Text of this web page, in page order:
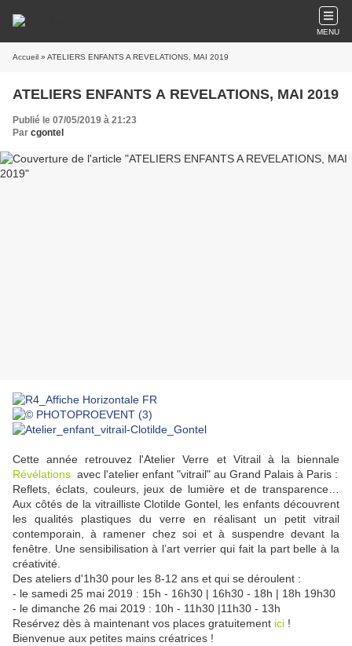
MENU
Accueil » ATELIERS ENFANTS A REVELATIONS, MAI 2019
ATELIERS ENFANTS A REVELATIONS, MAI 2019
Publié le 07/05/2019 à 21:23
Par cgontel
Cette année retrouvez l'Atelier Verre et Vitrail à la biennale
Révélations avec l'atelier enfant "vitrail" au Grand Palais à Paris :
Reflets, éclats, couleurs, jeux de lumière et de transparence…
Aux côtés de la vitrailliste Clotilde Gontel, les enfants découvrent
les qualités plastiques du verre en réalisant un petit vitrail
contemporain, à ramener chez soi et à suspendre devant la
fenêtre. Une sensibilisation à l’art verrier qui fait la part belle à la
créativité.
Des ateliers d'1h30 pour les 8-12 ans et qui se déroulent :
- le samedi 25 mai 2019 : 15h - 16h30 | 16h30 - 18h | 18h 19h30
- le dimanche 26 mai 2019 : 10h - 11h30 |11h30 - 13h
Resérvez dès à maintenant vos places gratuitement ici !
Bienvenue aux petites mains créatrices !